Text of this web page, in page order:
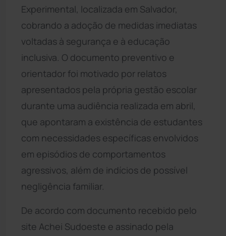
Experimental, localizada em Salvador,
cobrando a adoção de medidas imediatas
voltadas à segurança e à educação
inclusiva. O documento preventivo e
orientador foi motivado por relatos
apresentados pela própria gestão escolar
durante uma audiência realizada em abril,
que apontaram a existência de estudantes
com necessidades específicas envolvidos
em episódios de comportamentos
agressivos, além de indícios de possível
negligência familiar.
De acordo com documento recebido pelo
site Achei Sudoeste e assinado pela